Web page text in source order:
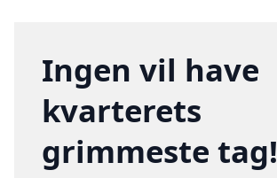
Ingen vil have
kvarterets
grimmeste tag!